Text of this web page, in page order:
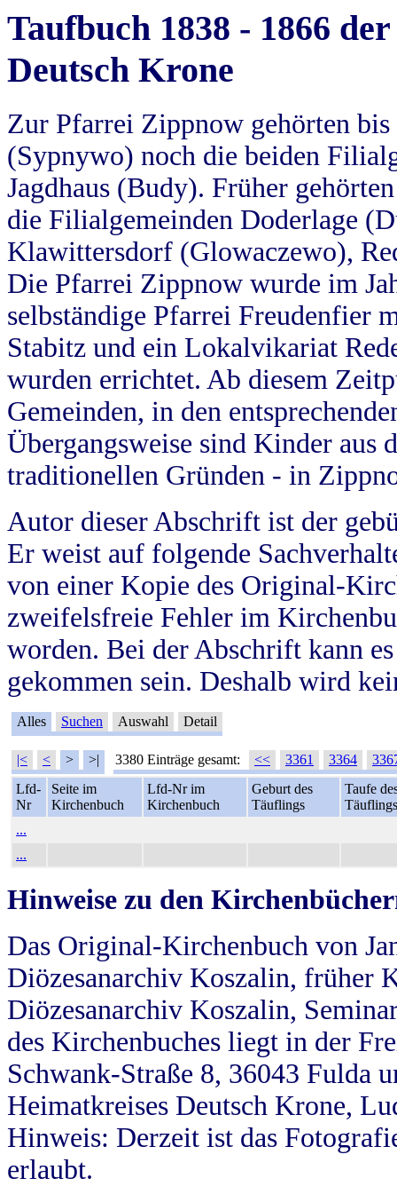
Taufbuch 1838 - 1866
Deutsch Krone
Zur Pfarrei Zippnow gehörten
(Sypnywo) noch die beiden
Jagdhaus (Budy). Früher
die Filialgemeinden Doderlage
Klawittersdorf (Glowaczewo),
Die Pfarrei Zippnow wurde im
selbständige Pfarrei Freudenfier
Stabitz und ein Lokalvikariat
wurden errichtet. Ab diesem
Gemeinden, in den
Übergangsweise sind Kinder aus
traditionellen Gründen - in
Autor dieser Abschrift ist der
Er weist auf folgende
von einer Kopie des Original-
zweifelsfreie Fehler im
worden. Bei der Abschrift kann
gekommen sein. Deshalb wird
Alles Suchen Auswahl Detail
|< < > >| 3380 Einträge gesamt: << 3361 3364
Lfd-
Nr
Seite im
Kirchenbuch
Lfd-Nr im
Kirchenbuch
Geburt des
Täuflings
Taufe
Täuflings
...
...
Hinweise zu den
Das Original-Kirchenbuch von
Diözesanarchiv Koszalin, früher
Diözesanarchiv Koszalin,
des Kirchenbuches liegt in der
Schwank-Straße 8, 36043 Fulda
Heimatkreises Deutsch Krone,
Hinweis: Derzeit ist das
erlaubt.